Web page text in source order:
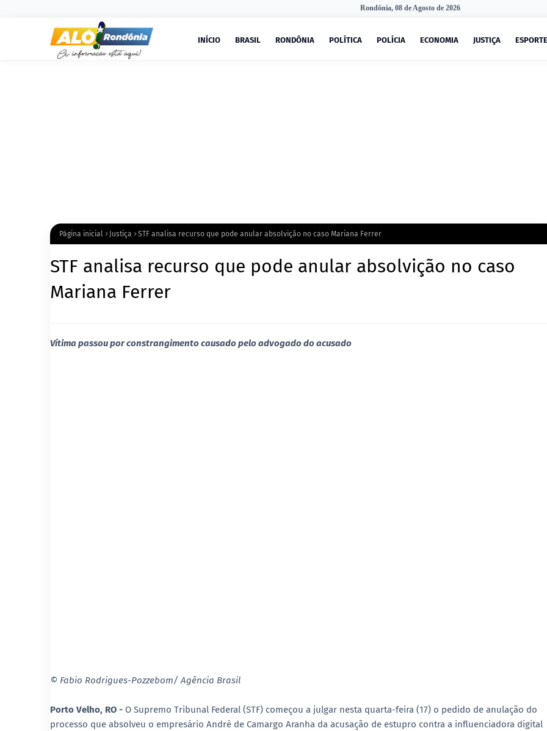
Rondônia, 08 de Agosto de 2026
INÍCIO BRASIL RONDÔNIA POLÍTICA POLÍCIA ECONOMIA JUSTIÇA ESPORTE
Página inicial Justiça STF analisa recurso que pode anular absolvição no caso Mariana Ferrer
STF analisa recurso que pode anular absolvição no caso
Mariana Ferrer
Vítima passou por constrangimento causado pelo advogado do acusado
© Fabio Rodrigues-Pozzebom/ Agência Brasil
Porto Velho, RO - O Supremo Tribunal Federal (STF) começou a julgar nesta quarta-feira (17) o pedido de anulação do
processo que absolveu o empresário André de Camargo Aranha da acusação de estupro contra a influenciadora digital